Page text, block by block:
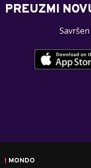
PREUZMI
MONDO